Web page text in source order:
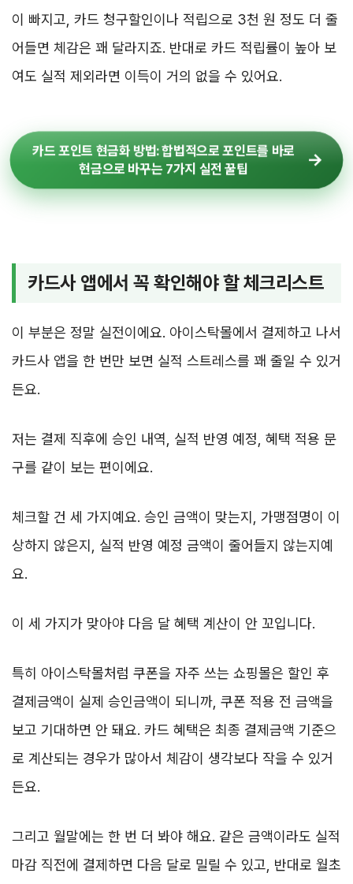
이 빠지고, 카드 청구할인이나 적립으로 3천 원 정도 더 줄
어들면 체감은 꽤 달라지죠. 반대로 카드 적립률이 높아 보
여도 실적 제외라면 이득이 거의 없을 수 있어요.
카드 포인트 현금화 방법: 합법적으로 포인트를 바로
현금으로 바꾸는 7가지 실전 꿀팁
카드사 앱에서 꼭 확인해야 할 체크리스트
이 부분은 정말 실전이에요. 아이스탁몰에서 결제하고 나서
카드사 앱을 한 번만 보면 실적 스트레스를 꽤 줄일 수 있거
든요.
저는 결제 직후에 승인 내역, 실적 반영 예정, 혜택 적용 문
구를 같이 보는 편이에요.
체크할 건 세 가지예요. 승인 금액이 맞는지, 가맹점명이 이
상하지 않은지, 실적 반영 예정 금액이 줄어들지 않는지예
요.
이 세 가지가 맞아야 다음 달 혜택 계산이 안 꼬입니다.
특히 아이스탁몰처럼 쿠폰을 자주 쓰는 쇼핑몰은 할인 후
결제금액이 실제 승인금액이 되니까, 쿠폰 적용 전 금액을
보고 기대하면 안 돼요. 카드 혜택은 최종 결제금액 기준으
로 계산되는 경우가 많아서 체감이 생각보다 작을 수 있거
든요.
그리고 월말에는 한 번 더 봐야 해요. 같은 금액이라도 실적
마감 직전에 결제하면 다음 달로 밀릴 수 있고, 반대로 월초